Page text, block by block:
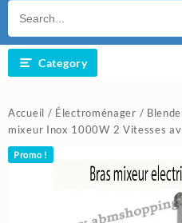
Category
Accueil / Électroménager /
mixeur Inox 1000W 2 Vitesses
Promo !